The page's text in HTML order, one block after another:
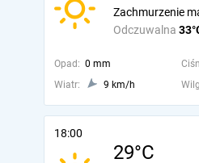
Odczuwalna
Zachmurzenie
Opad: 0 mm
Wiatr:
9 km/h
18:00
29°C